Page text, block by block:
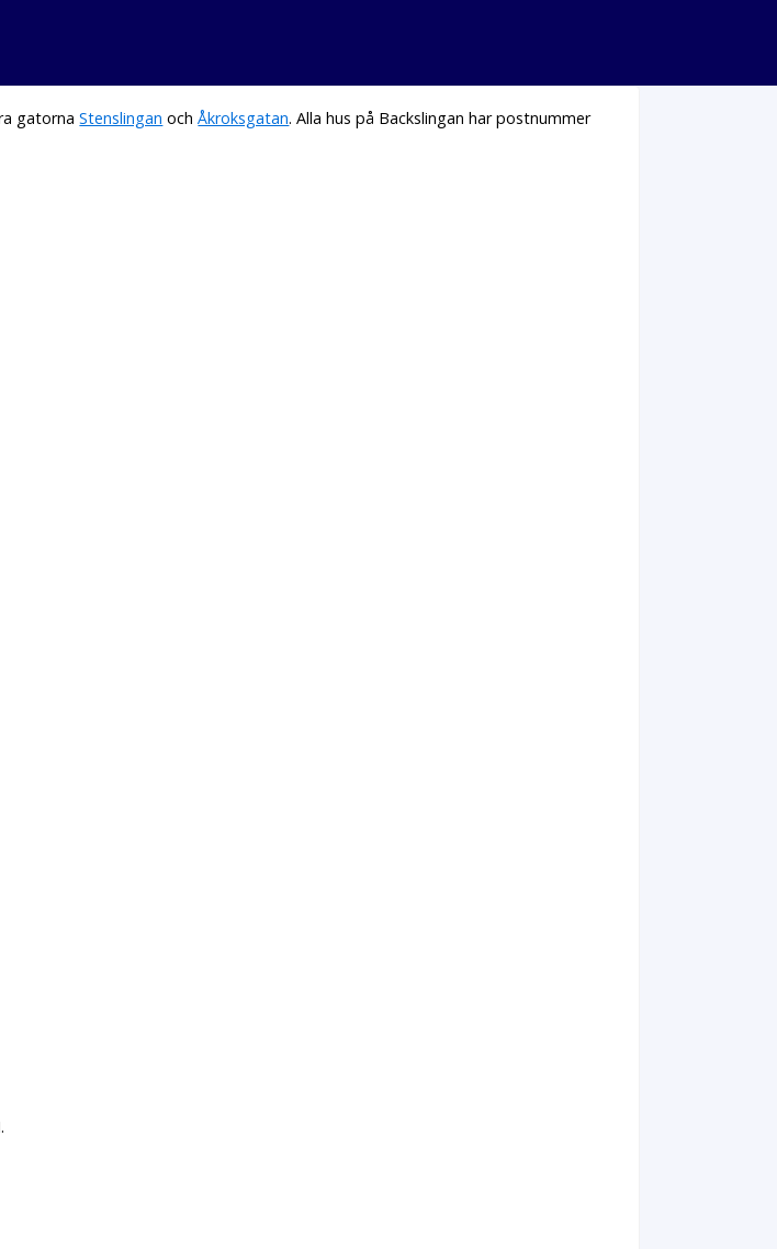
gatornaStenslingan ochÅkroksgatan. Alla hus på Backslingan har postnummer